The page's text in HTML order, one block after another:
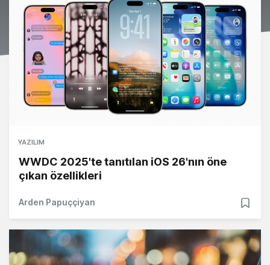
YAZILIM
WWDC 2025'te tanıtılan iOS 26'nın öne
çıkan özellikleri
Arden Papuççiyan